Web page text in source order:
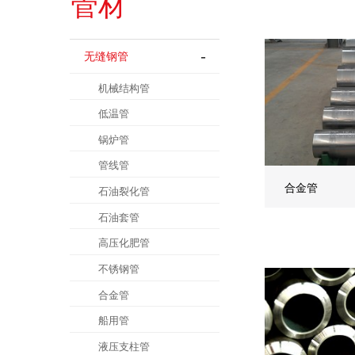
无缝钢管
机械结构管
低温管
锅炉管
管线管
石油裂化管
石油套管
高压化肥管
不锈钢管
合金管
船用管
液压支柱管
合金管